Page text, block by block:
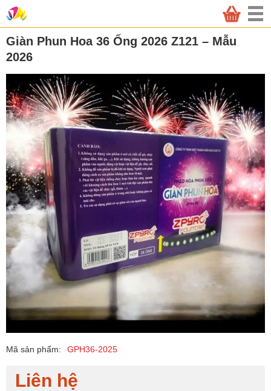
Giàn Phun Hoa 36 Ống 2026 Z121 – Mẫu
2026
Mã sản phẩm: GPH36-2025
Liên hệ